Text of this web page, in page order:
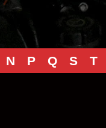
N P Q S T